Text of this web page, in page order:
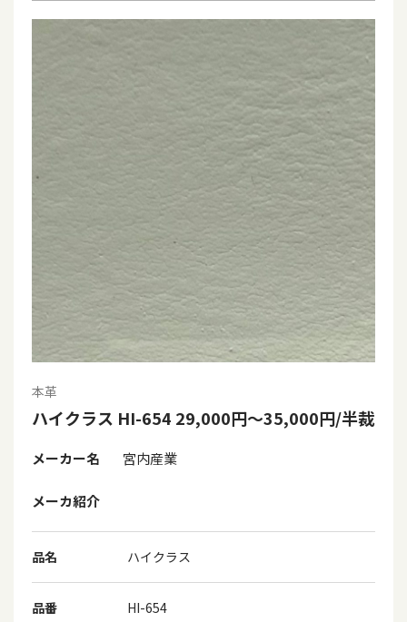
本革
ハイクラス HI-654 29,000円～35,000円/半裁
メーカー名 宮内産業
メーカ紹介
品名 ハイクラス
品番 HI-654